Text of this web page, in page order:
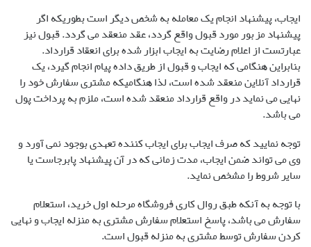
ایجاب، پیشنهاد انجام یک معامله به شخص دیگر است بطوریکه اگر
پیشنهاد مزبور مورد قبول واقع گردد، عقد منعقد می گردد. قبول نیز
عبارتست از اعلام رضایت به ایجاب ابزار شده برای انعقاد قرارداد.
بنابراین هنگامی که ایجاب و قبول از طریق داده پیام انجام گیرد، یک
قرارداد آنلاین منعقد شده است، لذا هنگامیکه مشتری سفارش خود را
نهایی می نماید در واقع قرارداد منعقد شده است، ملزم به پرداخت پول
می باشد.
توجه نمایید که صرف ایجاب برای ایجاب کننده تعهدی بوجود نمی آورد و
وی می تواند ضمن ایجاب، مدت زمانی که در آن پیشنهاد پابرجاست یا
سایر شروط را مشخص نماید.
با توجه به آنکه طبق روال کاری فروشگاه مرحله اول خرید، استعلام
سفارش می باشد، پاسخ استعلام سفارش مشتری به منزله ایجاب و نهایی
کردن سفارش توسط مشتری به منزله قبول است.